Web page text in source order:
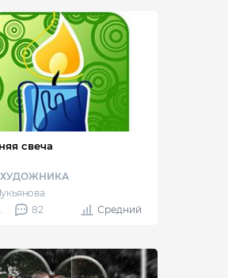
свеча
ХУДОЖНИКА
82 Средний